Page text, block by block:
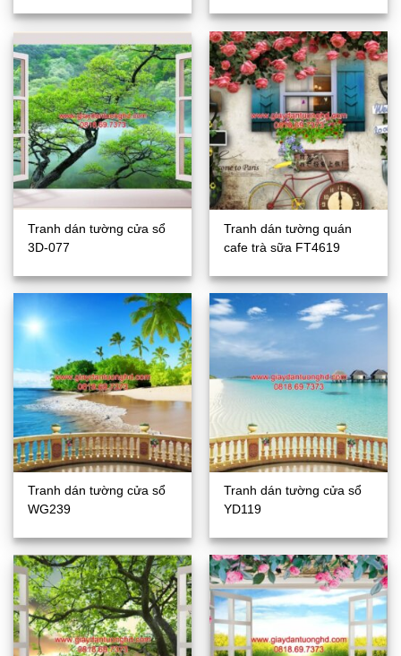
Tranh dán tường cửa sổ
3D-077
Tranh dán tường quán
cafe trà sữa FT4619
Tranh dán tường cửa sổ
WG239
Tranh dán tường cửa sổ
YD119